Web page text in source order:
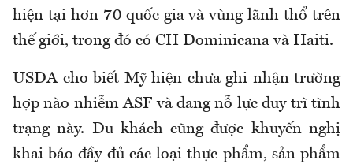
hiện tại hơn 70 quốc gia và vùng lãnh thổ trên
thế giới, trong đó có CH Dominicana và Haiti.
USDA cho biết Mỹ hiện chưa ghi nhận trường
hợp nào nhiễm ASF và đang nỗ lực duy trì tình
trạng này. Du khách cũng được khuyến nghị
khai báo đầy đủ các loại thực phẩm, sản phẩm